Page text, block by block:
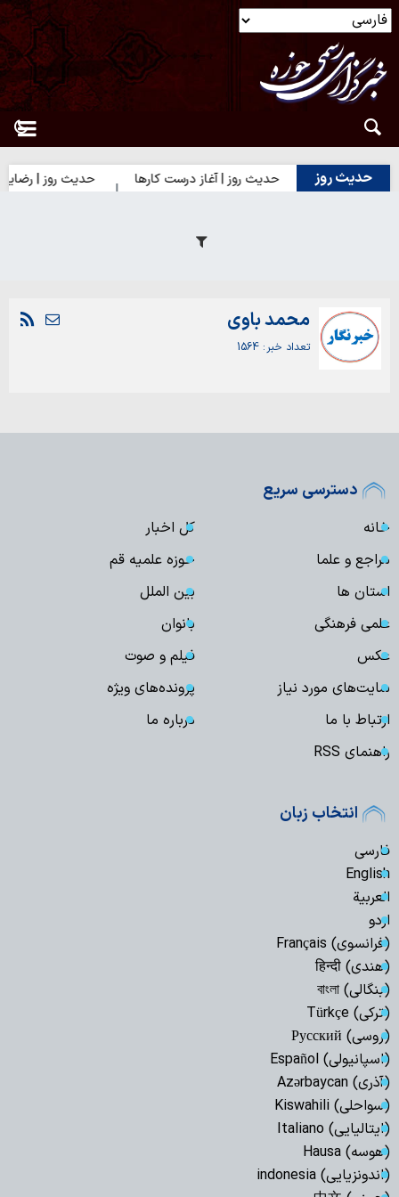
حدیث روز حدیث روز | آغاز درست کارها حدیث روز |
محمد باوی
تعداد خبر 1564
دسترسی سریع
خانه
کل اخبار
مراجع و علما
حوزه علمیه قم
استان ها
بین الملل
علمی فرهنگی
بانوان
عکس
فیلم و صوت
سایت‌های مورد نیاز
پرونده‌های ویژه
ارتباط با ما
درباره ما
راهنمای RSS
انتخاب زبان
فارسی
English
العربیة
اردو
(فرانسوی) Français
(هندی) हिन्दी
(بنگالی) বাংলা
(ترکی) Türkçe
(روسی) Русский
(اسپانیولی) Español
(آذری) Azərbaycan
(سواحلی) Kiswahili
(ایتالیایی) Italiano
(هوسه) Hausa
(اندونزیایی) indonesia